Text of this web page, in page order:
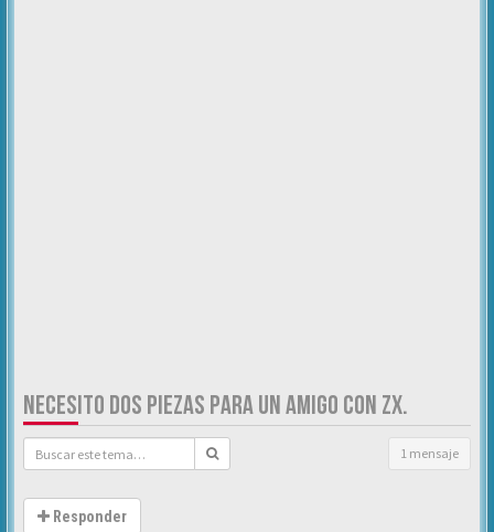
NECESITO DOS PIEZAS PARA UN AMIGO CON ZX.
1 mensaje
Responder